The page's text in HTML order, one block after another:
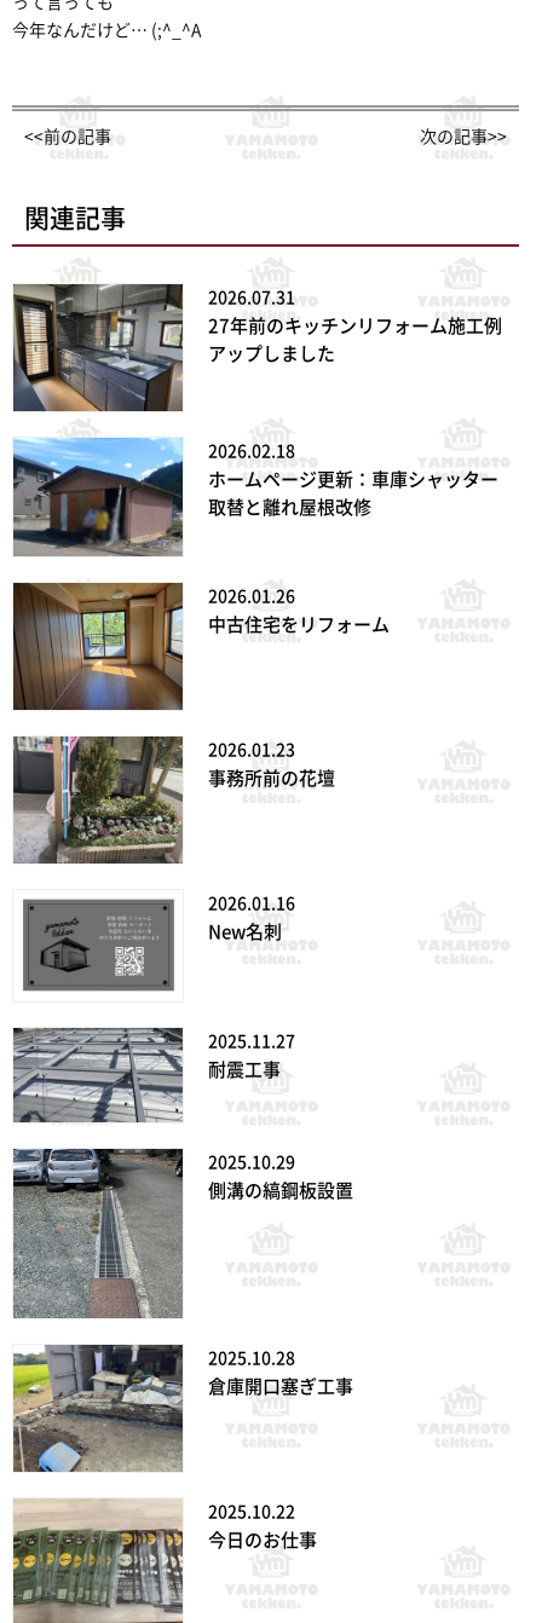
今年なんだけど… (;^_^A
<<前の記事 次の記事>>
関連記事
2026.07.31
27年前のキッチンリフォーム施工例
アップしました
2026.02.18
ホームページ更新：車庫シャッター
取替と離れ屋根改修
2026.01.26
中古住宅をリフォーム
2026.01.23
事務所前の花壇
2026.01.16
New名刺
2025.11.27
耐震工事
2025.10.29
側溝の縞鋼板設置
2025.10.28
倉庫開口塞ぎ工事
2025.10.22
今日のお仕事